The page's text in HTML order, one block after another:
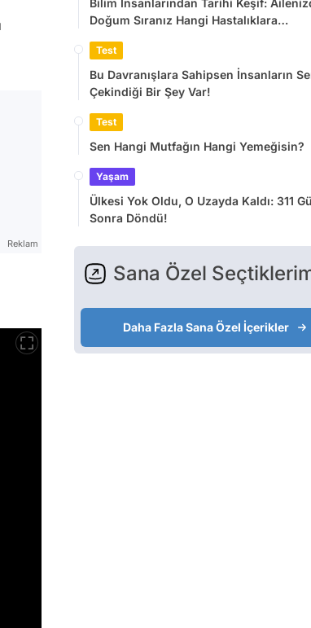
Reklam
Bilim İnsanlarından Tarihi Keşif:
Doğum Sıranız Hangi Hastalıklara
Test
Bu Davranışlara Sahipsen İnsanların
Çekindiği Bir Şey Var!
Test
Sen Hangi Mutfağın Hangi Yemeğisin?
Yaşam
Ülkesi Yok Oldu, O Uzayda Kaldı: 311
Sonra Döndü!
Sana Özel
Daha Fazla Sana Özel İçerikler